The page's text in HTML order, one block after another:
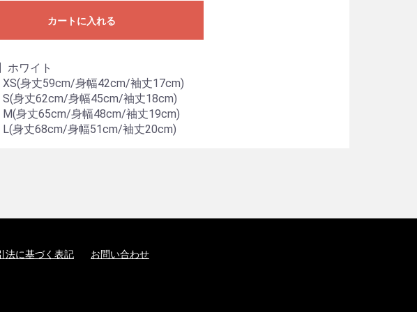
カートに入れる
ホワイト
XS(身丈59cm/身幅42cm/袖丈17cm)
S(身丈62cm/身幅45cm/袖丈18cm)
M(身丈65cm/身幅48cm/袖丈19cm)
L(身丈68cm/身幅51cm/袖丈20cm)
法に基づく表記 お問い合わせ